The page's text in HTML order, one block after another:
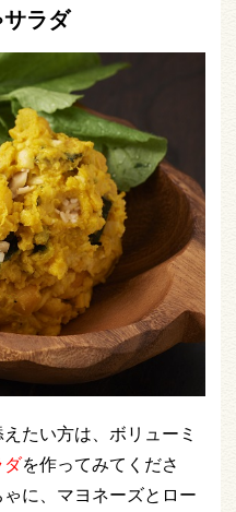
ラダ
たい方は、ボリューミ
ダを作ってみてくださ
に、マヨネーズとロー